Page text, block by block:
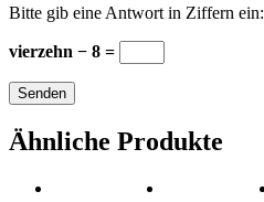
Bitte gib eine Antwort in Ziffern ein:
vierzehn − 8 =
Ähnliche Produkte